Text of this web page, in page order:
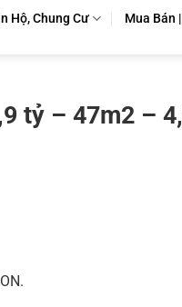
Hộ, Chung Cư Mua Bán
tỷ – 47m2 –